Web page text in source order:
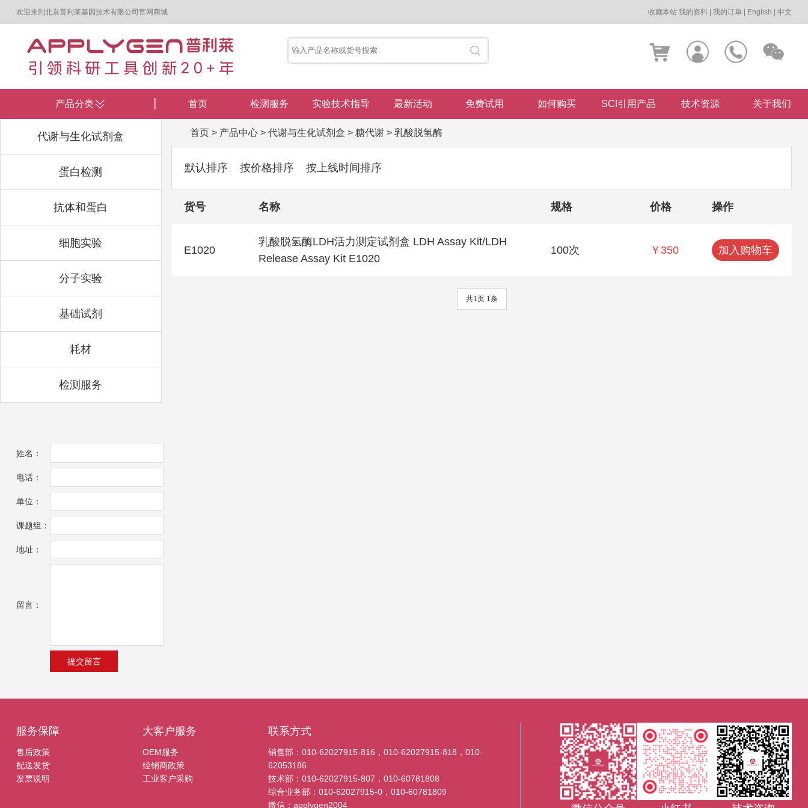
欢迎来到北京普利莱基因技术有限公司官网商城 收藏本站 我的资料 |我的订单 English |中文
产品分类
代谢与生化试剂盒
蛋白检测
抗体和蛋白
细胞实验
分子实验
基础试剂
耗材
检测服务
首页 检测服务 实验技术指导 最新活动 免费试用 如何购买 SCI引用产品 技术资源 关于我们
首页> 产品中心> 代谢与生化试剂盒 > 糖代谢> 乳酸脱氢酶
默认排序 按价格排序 按上线时间排序
货号 名称 规格 价格 操作
E1020
乳酸脱氢酶LDH活力测定试剂盒 LDH Assay Kit/LDH
Release Assay Kit E1020
100次 ￥350 加入购物车
共1页 1条
姓名：
电话：
单位：
课题组：
地址：
留言：
服务保障
售后政策
配送发货
发票说明
大客户服务
OEM服务
经销商政策
工业客户采购
联系方式
销售部：010-62027915-816，010-62027915-818，010-
62053186
技术部：010-62027915-807，010-60781808
综合业务部：010-62027915-0，010-60781809
微信：applygen2004